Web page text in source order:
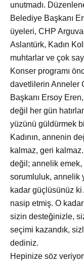
unutmadı. D
Belediye Başkanı
üyeleri, CHP
Aslantürk, Kadın
muhtarlar ve çok
Konser programı
davetlilerin Anneler
Başkanı Ersoy
değil her gün
yüzünü güldürmek
Kadının, annenin
kalmaz, geri
değil; annelik emek,
sorumluluk, annelik
kadar güçlüsünüz
nasip etmiş. O
sizin desteğinizle,
seçimi kazandık,
dediniz.
Hepinize söz